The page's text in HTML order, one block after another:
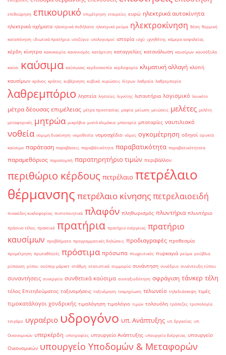
επιθεώρηση επικουρικό επιμέτρηση εταιρείες ευρώ ηλεκτρικά αυτοκίνητα
ηλεκτρικά οχήματα ηλεκτρικά ποδήλατα ηλεκτρικό ρεύμα ηλεκτροκίνηση θέση θερμική
καταπόνηση ιδιωτικά πρατήρια ισοζύγιο ισολογισμοί ιστορία ισχύ ιχνηθέτης κάμερα ασφαλείας
κέρδη κίνητρα κακοκαιρία κανονισμός κατάρτιση καταγγελίες κατανάλωση καυσίμων καυσόξυλα
καύσι καύσιμα καύσωνας κερδοσκοπία κερδοφορία κλιματική αλλαγή κλοπή
καυσίμων κράνος κράτος κυβέρνηση κυβικά κυρώσεις λίτρων λαθραία λαθρεμπορία
λαθρεμπόριο ληστεία ληστείες λιγνίτης λιπαντήρια λογισμικό λουκέτο
μέτρα δέουσας επιμέλειας μέτρα προστασίας μαφία μείωση μειώσεις μελέτες μελέτη
μεταφορικές μητρώα μικρόβια μικτά κλιμάκια μπαταρία μπαταρίες ναυτιλιακό
νοθεία νομιμη διακίνηση νομοθεσία νομοσχέδιο νόμος ογκομέτρηση οδηγοί ορυκτά
καύσιμα παράταση παραβάσεις παραβάτικότητα παραβατικότητα παραβατικότητατα
παραμεθόριος παραπομπή παρατηρητήριο τιμών περιβάλλον
περιθώριο κέρδους πετρέλαιο πετρέλαιο
θέρμανσης πετρέλαιο κίνησηςπετρελαιοειδή
πινακίδες κυκλοφορίας πιστοποιητικά πλαφόν πληθωρισμός πλυντήρια πλυντήριο
πράσινο τέλος πρακτικό πρατήρια πρατήριο ενέργειας πρατήριο
καυσίμων προβλήματα προγραμματικές δηλώσεις προδιαγραφές προθεσμία
προμέτρηση πρωταθλητές πρόστιμα πρόσωπα πτωχευτικός πυρκαγιά ρεύμα ρούβλια
ρύπανση ρύποι σούπερ μάρκετ στάθμη στατιστικά συμμορία συνάντηση συνέδριο συνέντευξη τύπου
συναντήσεις συνεργεία συνθετικά καύσιμα συνταξιοδότηση σφράγιση τάνκερ τέλη
τέλος Επιτηδεύματος ταξινομήσεις ταξινόμηση τεκμηρίωση τελωνείο τηλεδιάσκεψη τιμές
τιμοκατάλογοι χονδρικής τιμολόγηση τιμολόγιο τιμών τολουόλη τράπεζες τροπολογία
τσιγάρο υγραέριο υδρογόνο υπ. Ανάπτυξης υπ. Εργασίας υπ.
Οικονομικών υπερκέρδη υποτροφίες υπουργείο Ανάπτυξης υπουργείο Ενέργειας υπουργείο
Οικονομικών υπουργείο Υποδομών & Μεταφορών